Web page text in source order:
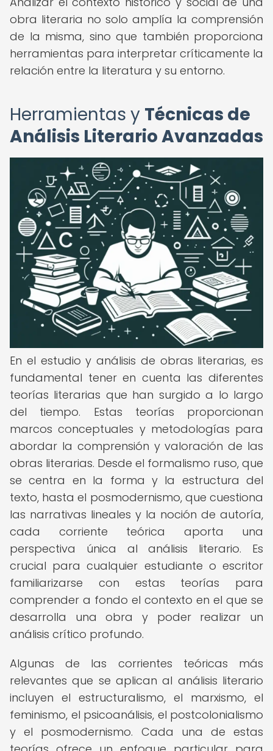
obra literaria no solo amplía la comprensión
de la misma, sino que también proporciona
herramientas para interpretar críticamente la
relación entre la literatura y su entorno.
Herramientas y Técnicas de
Análisis Literario Avanzadas
En el estudio y análisis de obras literarias, es
fundamental tener en cuenta las diferentes
teorías literarias que han surgido a lo largo
del tiempo. Estas teorías proporcionan
marcos conceptuales y metodologías para
abordar la comprensión y valoración de las
obras literarias. Desde el formalismo ruso, que
se centra en la forma y la estructura del
texto, hasta el posmodernismo, que cuestiona
las narrativas lineales y la noción de autoría,
cada corriente teórica aporta una
perspectiva única al análisis literario. Es
crucial para cualquier estudiante o escritor
familiarizarse con estas teorías para
comprender a fondo el contexto en el que se
desarrolla una obra y poder realizar un
análisis crítico profundo.
Algunas de las corrientes teóricas más
relevantes que se aplican al análisis literario
incluyen el estructuralismo, el marxismo, el
feminismo, el psicoanálisis, el postcolonialismo
y el posmodernismo. Cada una de estas